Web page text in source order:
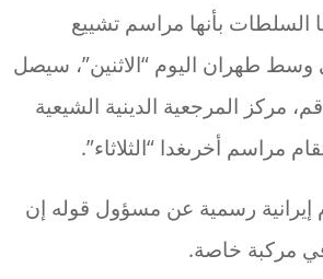
السلطات بأنها مراسم تشييع
طهران اليوم “الاثنين”، سيصل
مركز المرجعية الدينية الشيعية
مراسم أخرىغدا “الثلاثاء”.
إيرانية رسمية عن مسؤول قوله إن
مركبة خاصة.